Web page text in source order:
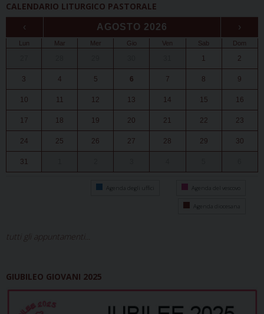
CALENDARIO LITURGICO PASTORALE
‹ AGOSTO 2026 ›
Lun Mar Mer Gio Ven Sab Dom
1 2
3 4 5 6 7 8 9
10 11 12 13 14 15 16
17 18 19 20 21 22 23
24 25 26 27 28 29 30
31
Agenda degli uffici Agenda del vescovo
Agenda diocesana
tutti gli appuntamenti...
GIUBILEO GIOVANI 2025